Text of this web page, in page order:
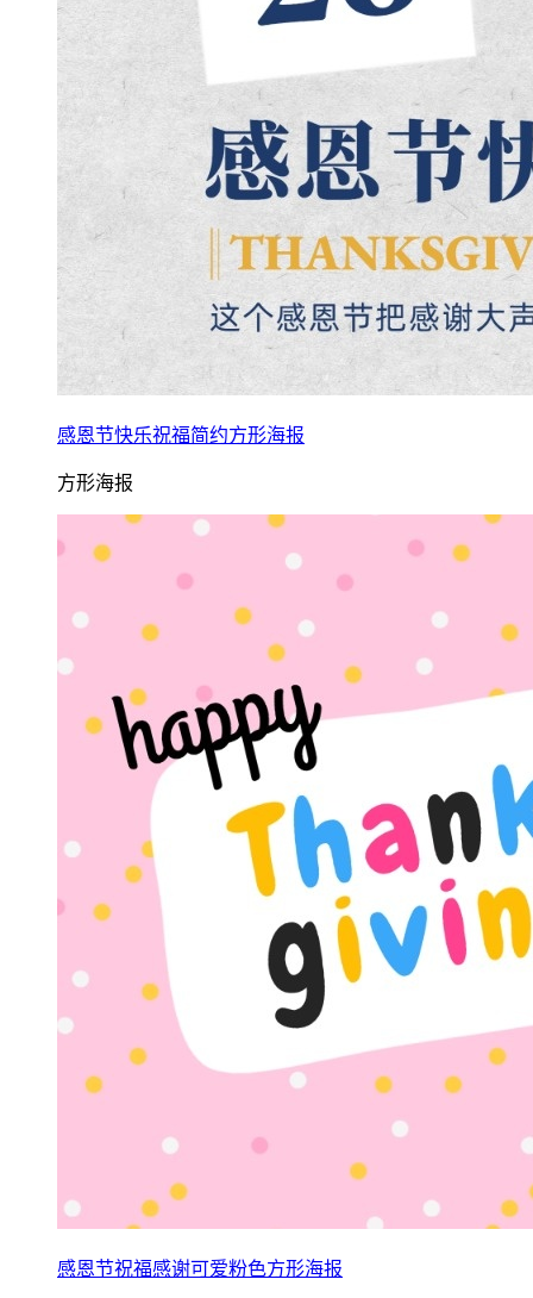
感恩节快乐祝福简约方形海报
方形海报
感恩节祝福感谢可爱粉色方形海报